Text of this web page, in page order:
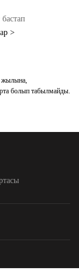
>
жылына,
болып табылмайды.